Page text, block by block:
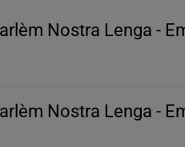
Nostra Lenga -
Nostra Lenga -